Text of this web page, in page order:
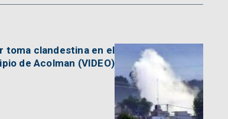
toma clandestina en el
de Acolman (VIDEO)